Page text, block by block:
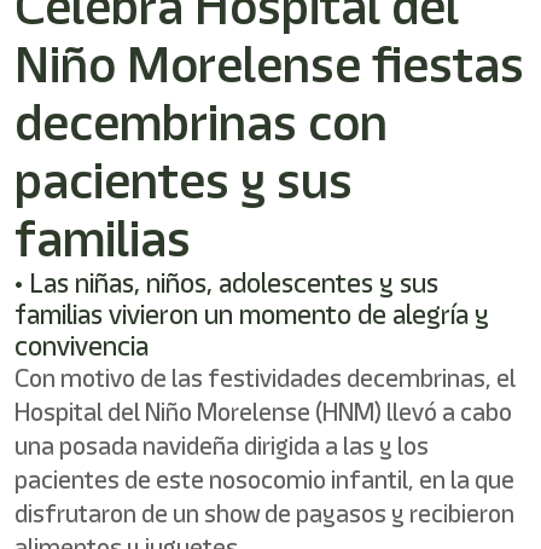
Este
acceso
directo
lector
de
pantalla
para
ayudarle
navegar
interactuar
con
contenido.
Niño Morelense fiestas
decembrinas con
pacientes y sus
familias
• Las niñas, niños, adolescentes y sus
familias vivieron un momento de alegría y
convivencia
Con motivo de las festividades decembrinas, el
Hospital del Niño Morelense (HNM) llevó a cabo
una posada navideña dirigida a las y los
pacientes de este nosocomio infantil, en la que
disfrutaron de un show de payasos y recibieron